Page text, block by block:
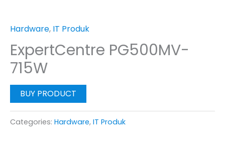
Hardware, IT Produk
ExpertCentre PG500MV-
715W
BUY PRODUCT
Categories: Hardware, IT Produk